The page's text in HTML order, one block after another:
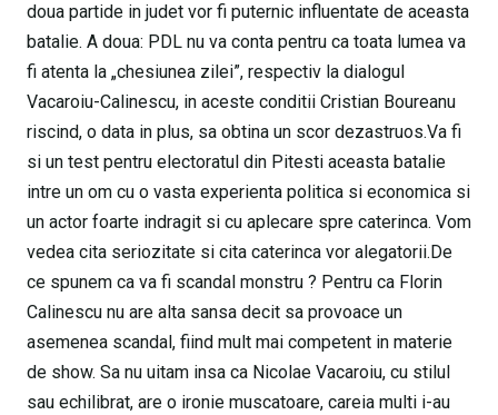
doua partide in judet vor fi puternic influentate de aceasta
batalie. A doua: PDL nu va conta pentru ca toata lumea va
fi atenta la „chesiunea zilei”, respectiv la dialogul
Vacaroiu-Calinescu, in aceste conditii Cristian Boureanu
riscind, o data in plus, sa obtina un scor dezastruos.Va fi
si un test pentru electoratul din Pitesti aceasta batalie
intre un om cu o vasta experienta politica si economica si
un actor foarte indragit si cu aplecare spre caterinca. Vom
vedea cita seriozitate si cita caterinca vor alegatorii.De
ce spunem ca va fi scandal monstru ? Pentru ca Florin
Calinescu nu are alta sansa decit sa provoace un
asemenea scandal, fiind mult mai competent in materie
de show. Sa nu uitam insa ca Nicolae Vacaroiu, cu stilul
sau echilibrat, are o ironie muscatoare, careia multi i-au